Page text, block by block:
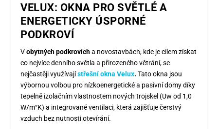
VELUX: OKNA PRO SVĚTLÉ A
ENERGETICKY ÚSPORNÉ
PODKROVÍ
Vobytných podkrovícha novostavbách, kde je cílem získat
co nejvíce denního světla a přirozeného větrání, se
nejčastěji využívajístřešní okna Velux. Tato okna jsou
výbornou volbou pro nízkoenergetické a pasivní domy díky
tepelně izolačním vlastnostem nových trojskel (Uw od 1,0
W/m²K) a integrované ventilaci, která zajišťuje čerstvý
vzduch bez nutnosti otevírání.